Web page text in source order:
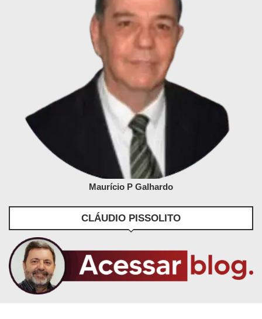
Maurício P Galhardo
CLÁUDIO PISSOLITO